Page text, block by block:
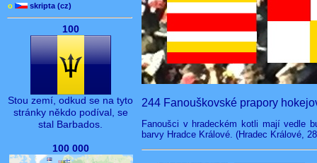
o skripta (cz)
100
Stou zemí, odkud se na tyto
stránky někdo podíval, se
stal Barbados.
100 000
244 Fanouškovské prapory
Fanoušci v hradeckém kotli mají vedle
barvy Hradce Králové. (Hradec Králové,